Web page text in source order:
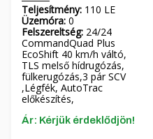
Teljesítmény: 110 LE
Üzemóra: 0
Felszereltség: 24/24
CommandQuad Plus
EcoShift 40 km/h váltó,
TLS melső hídrugózás,
fülkerugózás,3 pár SCV
,Légfék, AutoTrac
előkészítés,
Ár: Kérjük érdeklődjön!